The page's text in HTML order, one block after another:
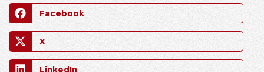
Facebook
X
LinkedIn